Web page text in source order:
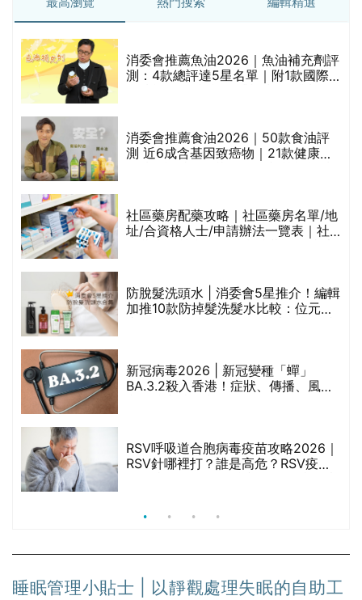
消委會推薦魚油2026｜魚油補充劑評
測：4款總評達5星名單｜附1款國際
消委會推薦食油2026｜50款食油評
測 近6成含基因致癌物｜21款健康煮
社區藥房配藥攻略｜社區藥房名單/地
址/合資格人士/申請辦法一覽表｜社
防脫髮洗頭水 | 消委會5星推介！編輯
加推10款防掉髮洗髮水比較：位元
新冠病毒2026 | 新冠變種「蟬」
BA.3.2殺入香港！症狀、傳播、風險
RSV呼吸道合胞病毒疫苗攻略2026｜
RSV針哪裡打？誰是高危？RSV疫苗
睡眠管理小貼士 | 以靜觀處理失眠的自助工